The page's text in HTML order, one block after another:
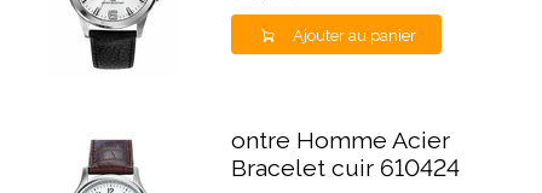
Ajouter au panier
ontre Homme Acier
Bracelet cuir 610424